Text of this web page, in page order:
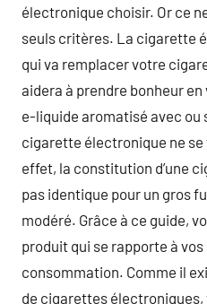
électronique choisir. Or ce
seuls critères. La cigarette
qui va remplacer votre
aidera à prendre bonheur
e-liquide aromatisé avec ou
cigarette électronique ne se
effet, la constitution d’une
pas identique pour un gros
modéré. Grâce à ce guide,
produit qui se rapporte à
consommation. Comme il
de cigarettes